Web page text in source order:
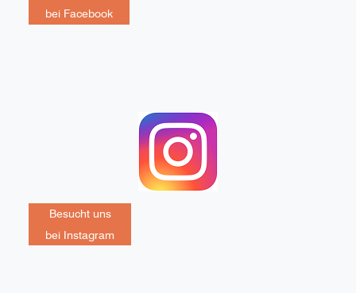
bei Facebook
Besucht uns
bei Instagram